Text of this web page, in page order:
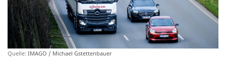
Quelle: IMAGO / Michael Gstettenbauer